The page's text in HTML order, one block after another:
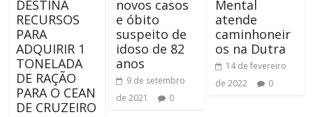
DESTINA
RECURSOS
PARA
ADQUIRIR 1
TONELADA
DE RAÇÃO
PARA O CEAN
DE CRUZEIRO
novos casos
e óbito
suspeito de
idoso de 82
anos
9 de setembro
de 2021
0
Mental
atende
caminhoneir
os na Dutra
14 de fevereiro
de 2022
0